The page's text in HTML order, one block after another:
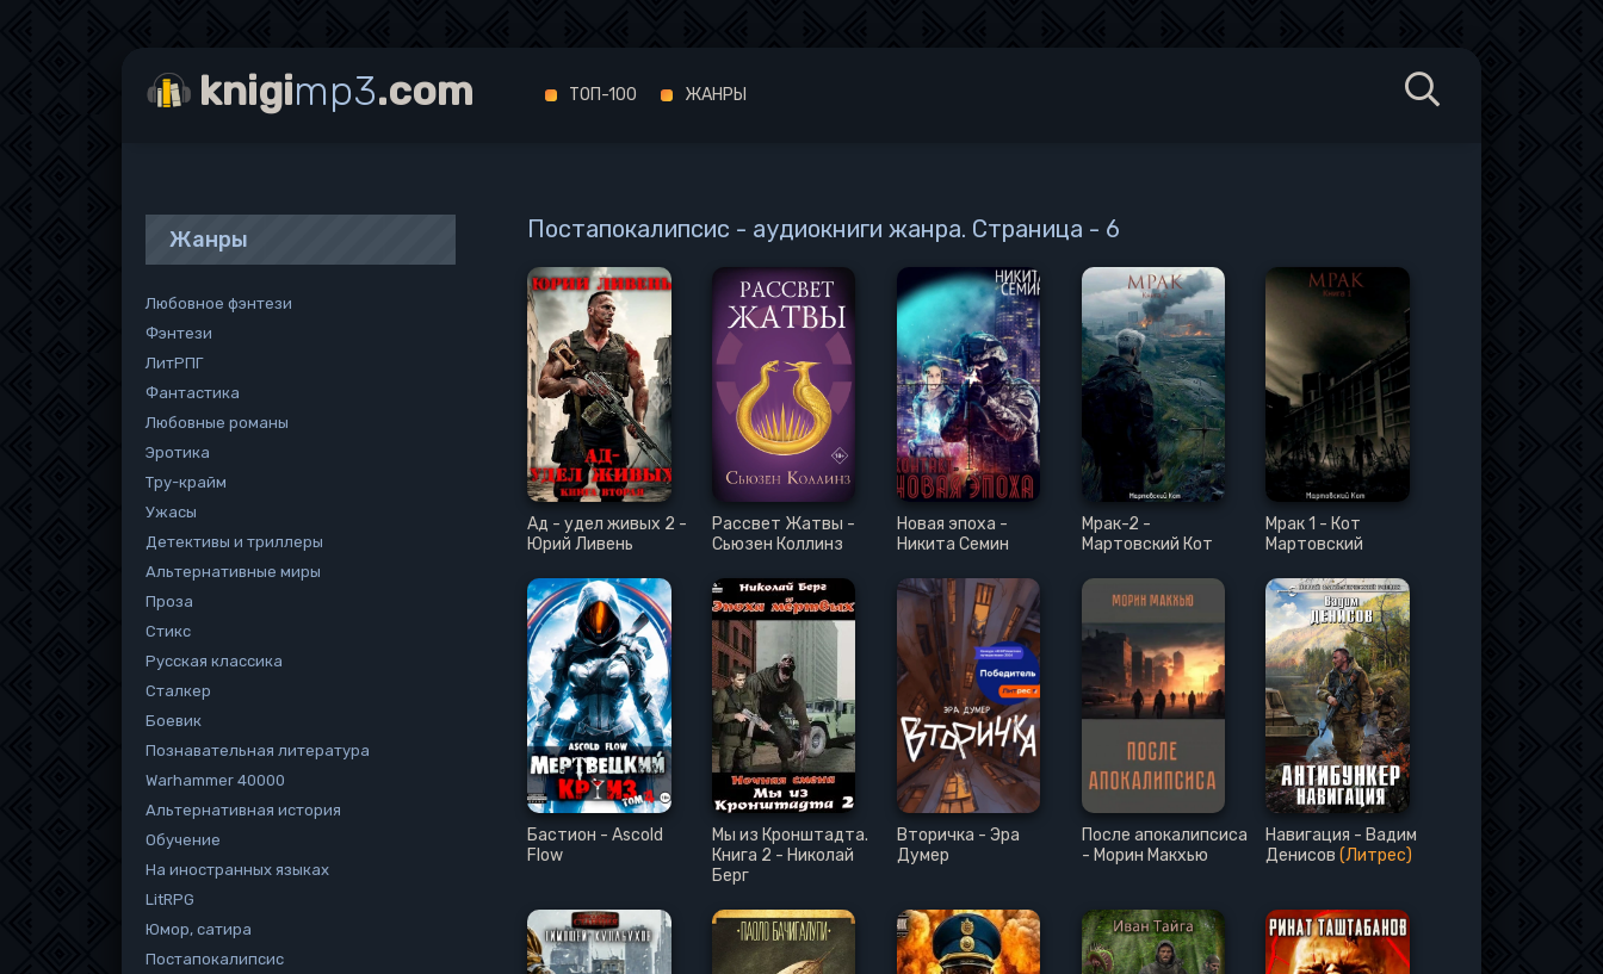
Постапокалипсис - аудиокниги жанра. Страница - 6
Ад - удел живых 2 -
Юрий Ливень
Рассвет Жатвы -
Сьюзен Коллинз
Новая эпоха -
Никита Семин
Мрак-2 -
Мартовский Кот
Мрак 1 - Кот
Мартовский
Бастион - Ascold
Flow
Мы из Кронштадта.
Книга 2 - Николай
Берг
Вторичка - Эра
Думер
После апокалипсиса
- Морин Макхью
Навигация - Вадим
Денисов (Литрес)
Жанры
Любовное фэнтези
Фэнтези
ЛитРПГ
Фантастика
Любовные романы
Эротика
Тру-крайм
Ужасы
Детективы и триллеры
Альтернативные миры
Проза
Стикс
Русская классика
Сталкер
Боевик
Познавательная литература
Warhammer 40000
Альтернативная история
Обучение
На иностранных языках
LitRPG
Юмор, сатира
Постапокалипсис
knigimp3.com ТОП-100 ЖАНРЫ